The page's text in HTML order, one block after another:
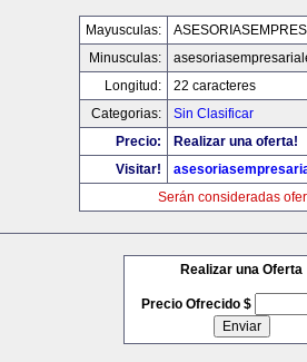
Mayusculas:
Minusculas:
Longitud:
22 caracteres
Categorias:
Sin Clasificar
Precio:
Realizar una oferta!
Visitar!
Serán consideradas
Realizar una Oferta
Precio Ofrecido $